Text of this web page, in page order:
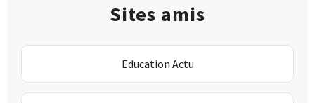
Sites amis
Education Actu